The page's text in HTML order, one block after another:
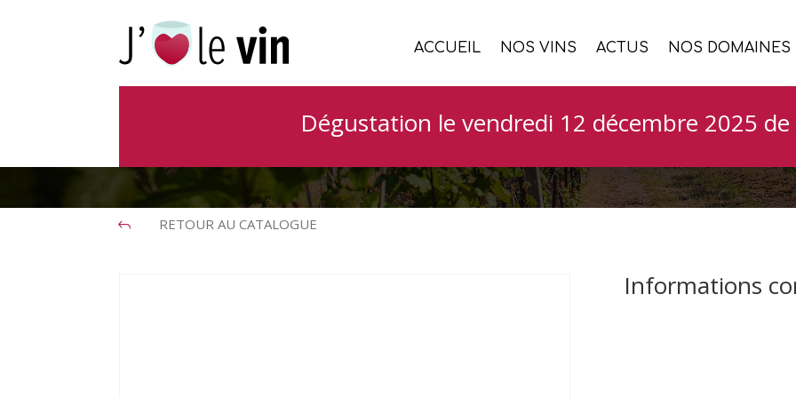
ACCUEIL NOS VINS ACTUS NOS DOMAINES
Dégustation le vendredi 12 décembre 2025 de
Farmers of wine Puglia
J RETOUR AU CATALOGUE
Informations